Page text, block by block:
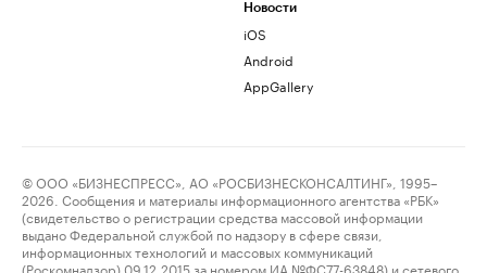
Новости
iOS
Android
AppGallery
© ООО «БИЗНЕСПРЕСС», АО «РОСБИЗНЕСКОНСАЛТИНГ», 1995–
2026. Сообщения и материалы информационного агентства «РБК»
(свидетельство о регистрации средства массовой информации
выдано Федеральной службой по надзору в сфере связи,
информационных технологий и массовых коммуникаций
(Роскомнадзор) 09.12.2015 за номером ИА №ФС77-63848) и сетевого